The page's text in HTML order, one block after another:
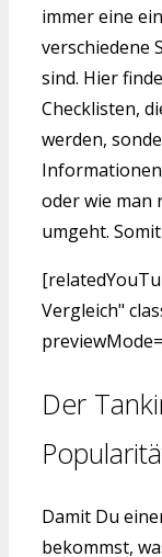
immer eine
verschiedene
sind. Hier
Checklisten,
werden,
oder wie man
umgeht.
Vergleich"
Der
Damit Du
bekommst,